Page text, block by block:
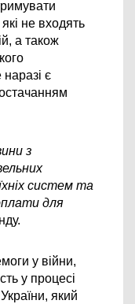
не входять
а також
є
з
систем та
для
у війни,
у процесі
який